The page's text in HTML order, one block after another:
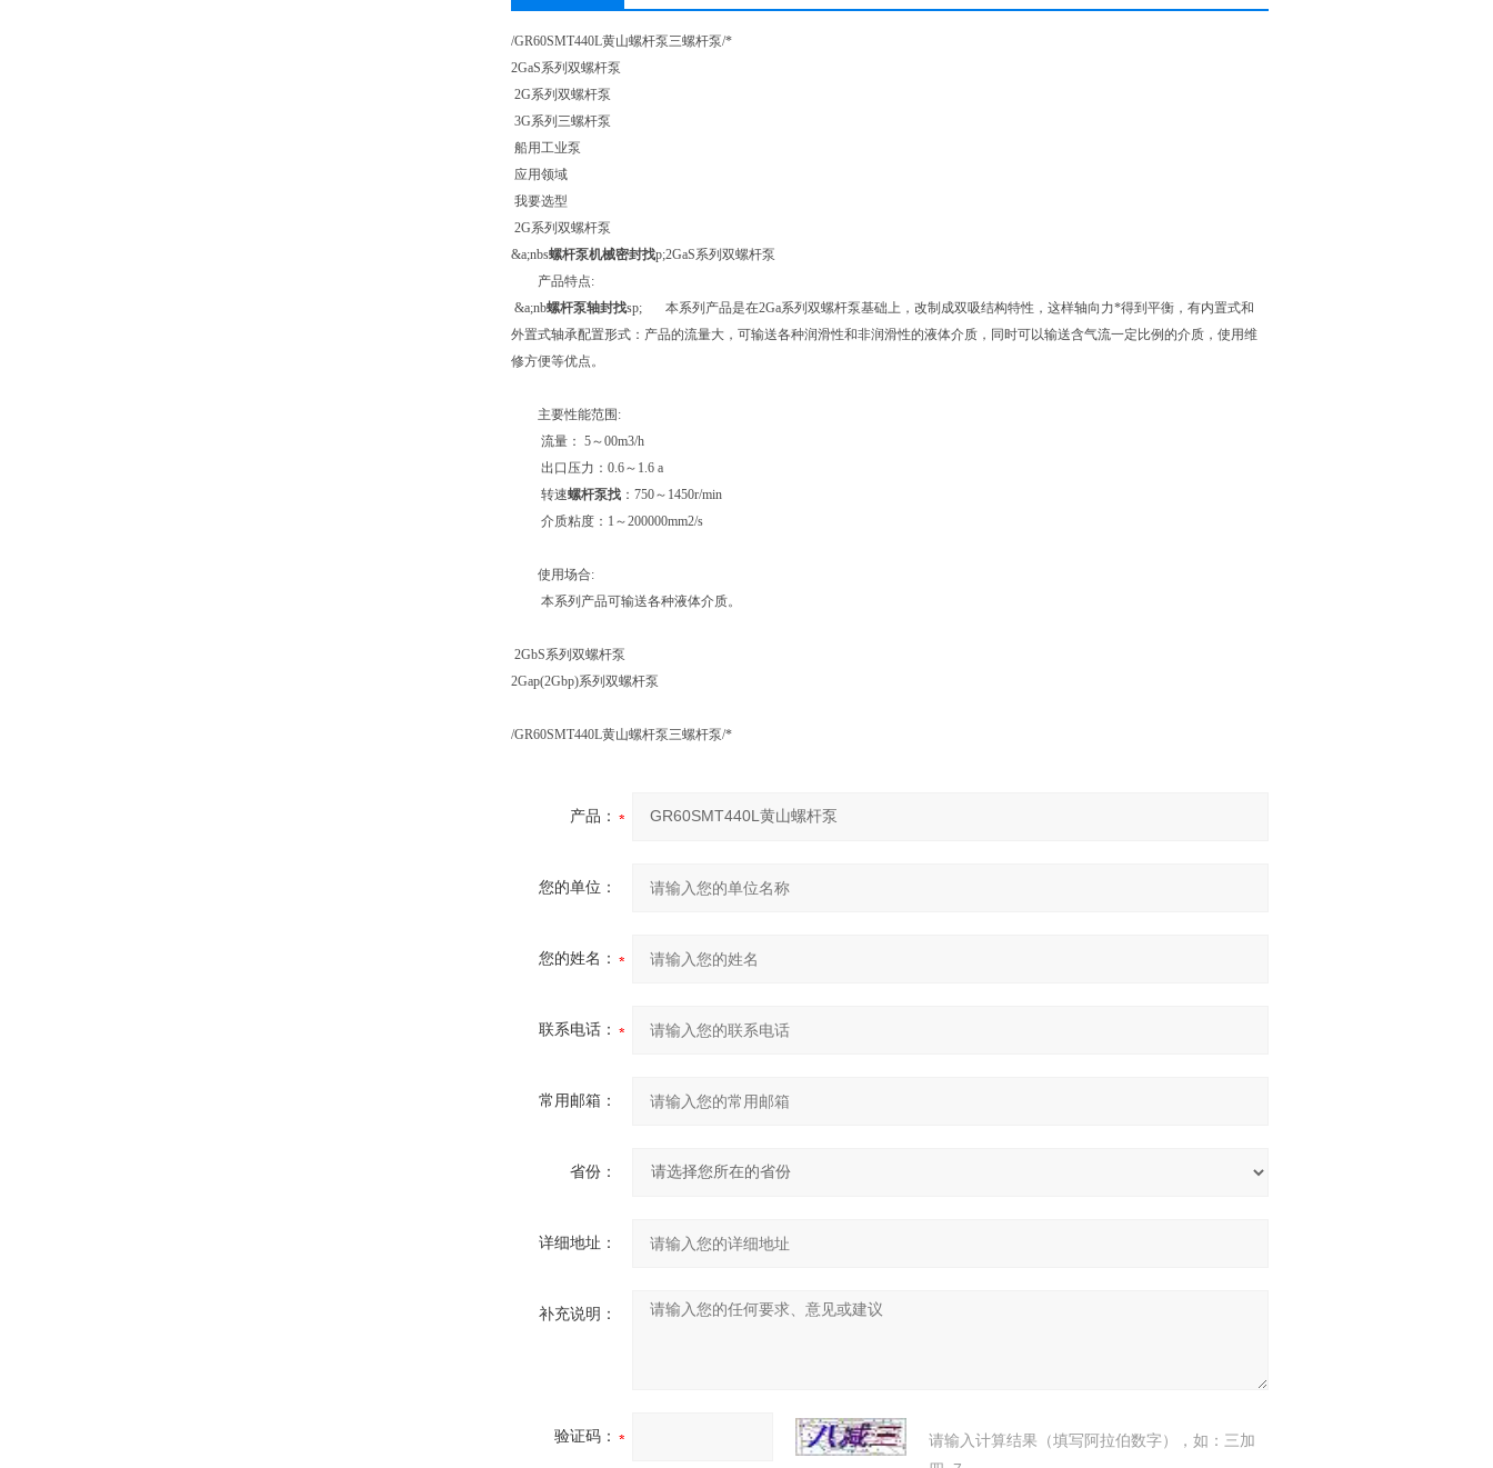
/GR60SMT440L黄山螺杆泵三螺杆泵/*
2GaS系列双螺杆泵
2G系列双螺杆泵
3G系列三螺杆泵
船用工业泵
应用领域
我要选型
2G系列双螺杆泵
&a;nbs螺杆泵机械密封找p;2GaS系列双螺杆泵
产品特点:
&a;nb螺杆泵轴封找sp; 本系列产品是在2Ga系列双螺杆泵基础上，改制成双吸结构特性，这样轴向力*得到平衡，有内置式和
外置式轴承配置形式：产品的流量大，可输送各种润滑性和非润滑性的液体介质，同时可以输送含气流一定比例的介质，使用维
修方便等优点。
主要性能范围:
流量： 5～00m3/h
出口压力：0.6～1.6 a
转速螺杆泵找 ：750～1450r/min
介质粘度：1～200000mm2/s
使用场合:
本系列产品可输送各种液体介质。
2GbS系列双螺杆泵
2Gap(2Gbp)系列双螺杆泵
/GR60SMT440L黄山螺杆泵三螺杆泵/*
产品：
您的单位：
您的姓名：
联系电话：
常用邮箱：
省份：
详细地址：
补充说明：
验证码：
请输入计算结果（填写阿拉伯数字），如：三加